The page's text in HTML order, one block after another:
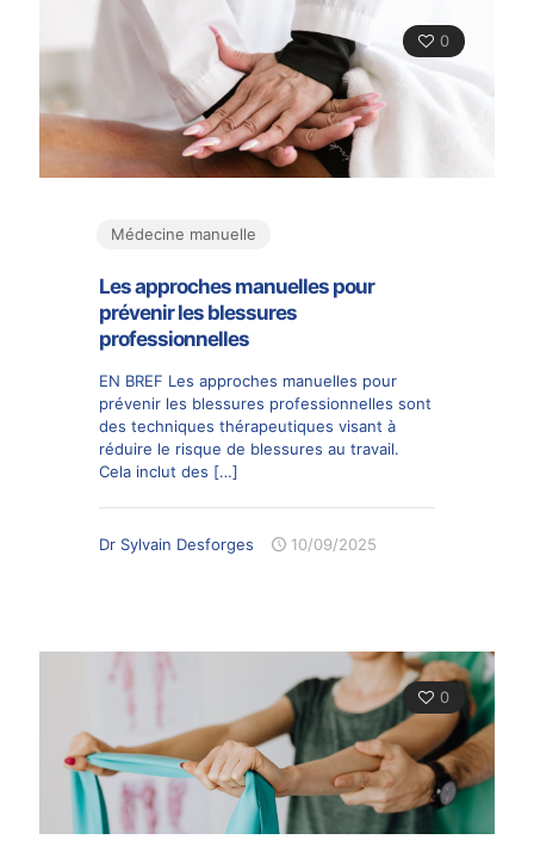
0
Médecine manuelle
Les approches manuelles pour
prévenir les blessures
professionnelles
EN BREF Les approches manuelles pour
prévenir les blessures professionnelles sont
des techniques thérapeutiques visant à
réduire le risque de blessures au travail.
Cela inclut des […]
Dr Sylvain Desforges 10/09/2025
0